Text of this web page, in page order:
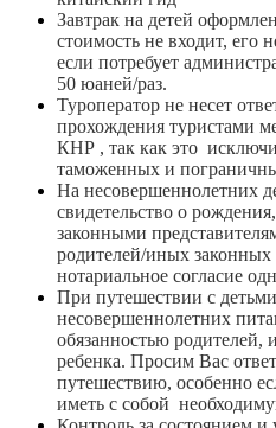
Завтрак на детей
стоимость не входит, его
если потребует
50 юаней/раз.
Туроператор не несет
прохождения туристами
КНР , так как это
таможенных и
На несовершеннолетних
свидетельство о
законными
родителей/иных законных
нотариальное согласие
При путешествии с
несовершеннолетних
обязанностью
ребенка. Просим Вас
путешествию, особенно
иметь с собой